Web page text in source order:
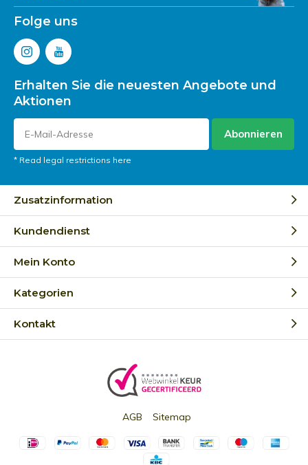
Folge uns
Erhalten Sie die neuesten Angebote und
Aktionen
Abonnieren
* Read legal restrictions here
Zusatzinformation
Kundendienst
Mein Konto
Kategorien
Kontakt
AGB Sitemap